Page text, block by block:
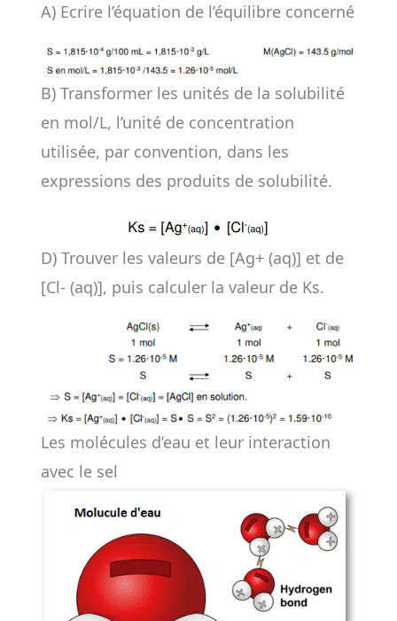
A) Ecrire l’équation de l’équilibre concerné
B) Transformer les unités de la solubilité
en mol/L, l’unité de concentration
utilisée, par convention, dans les
expressions des produits de solubilité.
D) Trouver les valeurs de [Ag+ (aq)] et de
[Cl- (aq)], puis calculer la valeur de Ks.
Les molécules d’eau et leur interaction
avec le sel